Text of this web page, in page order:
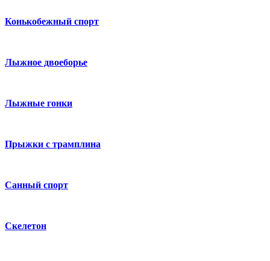
Конькобежный спорт
Лыжное двоеборье
Лыжные гонки
Прыжки с трамплина
Санный спорт
Скелетон